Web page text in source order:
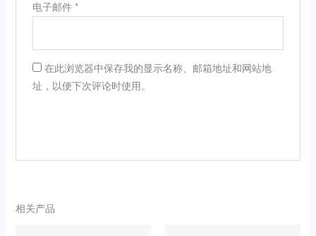
电子邮件 *
在此浏览器中保存我的显示名称、邮箱地址和网站地
址，以便下次评论时使用。
相关产品